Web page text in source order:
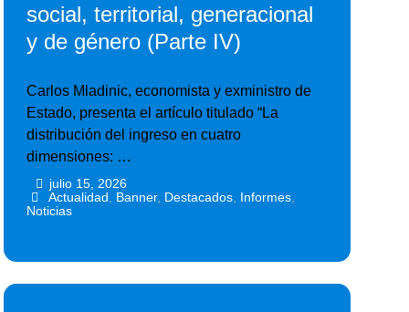
social, territorial, generacional
y de género (Parte IV)
Carlos Mladinic, economista y exministro de
Estado, presenta el artículo titulado “La
distribución del ingreso en cuatro
dimensiones: …
julio 15, 2026
Actualidad Banner, Destacados, Informes,
Noticias